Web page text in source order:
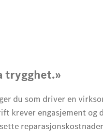
trygghet.»
du som driver en
krever engasjement og